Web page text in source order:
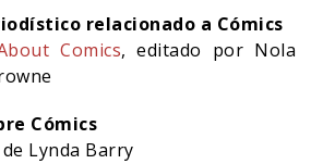
relacionado a Cómics
Comics, editado por Nola
Cómics
Lynda Barry